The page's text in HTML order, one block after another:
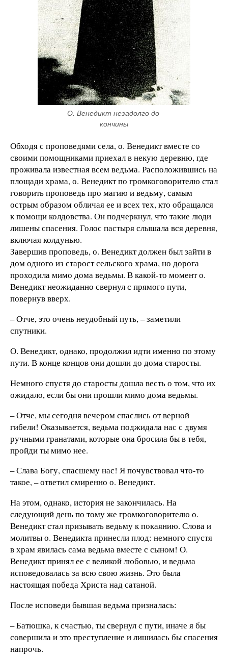
О. Венедикт незадолго до
кончины
Обходя с проповедями села, о. Венедикт вместе со
своими помощниками приехал в некую деревню, где
проживала известная всем ведьма. Расположившись на
площади храма, о. Венедикт по громкоговорителю стал
говорить проповедь про магию и ведьму, самым
острым образом обличая ее и всех тех, кто обращался
к помощи колдовства. Он подчеркнул, что такие люди
лишены спасения. Голос пастыря слышала вся деревня,
включая колдунью.
Завершив проповедь, о. Венедикт должен был зайти в
дом одного из старост сельского храма, но дорога
проходила мимо дома ведьмы. В какой-то момент о.
Венедикт неожиданно свернул с прямого пути,
повернув вверх.
– Отче, это очень неудобный путь, – заметили
спутники.
О. Венедикт, однако, продолжил идти именно по этому
пути. В конце концов они дошли до дома старосты.
Немного спустя до старосты дошла весть о том, что их
ожидало, если бы они прошли мимо дома ведьмы.
– Отче, мы сегодня вечером спаслись от верной
гибели! Оказывается, ведьма поджидала нас с двумя
ручными гранатами, которые она бросила бы в тебя,
пройди ты мимо нее.
– Слава Богу, спасшему нас! Я почувствовал что-то
такое, – ответил смиренно о. Венедикт.
На этом, однако, история не закончилась. На
следующий день по тому же громкоговорителю о.
Венедикт стал призывать ведьму к покаянию. Слова и
молитвы о. Венедикта принесли плод: немного спустя
в храм явилась сама ведьма вместе с сыном! О.
Венедикт принял ее с великой любовью, и ведьма
исповедовалась за всю свою жизнь. Это была
настоящая победа Христа над сатаной.
После исповеди бывшая ведьма призналась:
– Батюшка, к счастью, ты свернул с пути, иначе я бы
совершила и это преступление и лишилась бы спасения
напрочь.